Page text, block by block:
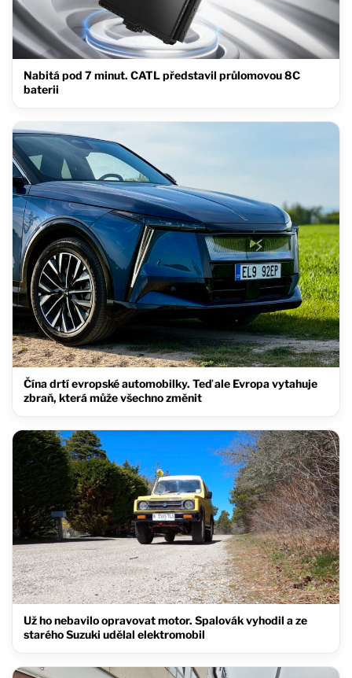
Nabitá pod 7 minut. CATL představil průlomovou 8C
baterii
Čína drtí evropské automobilky. Teď ale Evropa vytahuje
zbraň, která může všechno změnit
Už ho nebavilo opravovat motor. Spalovák vyhodil a ze
starého Suzuki udělal elektromobil